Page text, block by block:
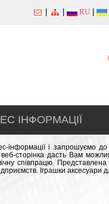
RU
ІНФОРМАЦІЇ
інформації і запрошуємо
сторінка дасть Вам
співпрацю.
Іграшки аксесуари